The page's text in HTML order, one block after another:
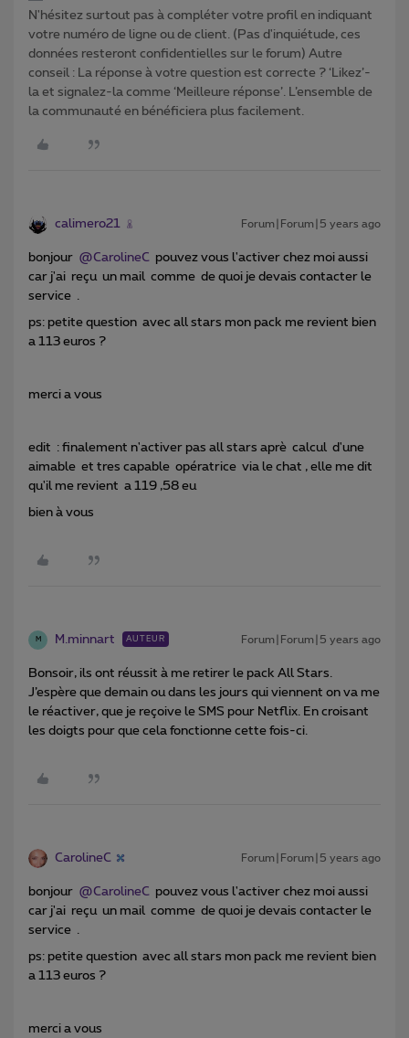
N'hésitez surtout pas à compléter votre profil en indiquant
votre numéro de ligne ou de client. (Pas d'inquiétude, ces
données resteront confidentielles sur le forum) Autre
conseil : La réponse à votre question est correcte ? ‘Likez’-
la et signalez-la comme ‘Meilleure réponse’. L’ensemble de
la communauté en bénéficiera plus facilement.
calimero21 Forum|Forum|5 years ago
bonjour @CarolineC pouvez vous l'activer chez moi aussi
car j'ai reçu un mail comme de quoi je devais contacter le
service .
ps: petite question avec all stars mon pack me revient bien
a 113 euros ?
merci a vous
edit : finalement n'activer pas all stars aprè calcul d'une
aimable et tres capable opératrice via le chat , elle me dit
qu'il me revient a 119 ,58 eu
bien à vous
M M.minnart AUTEUR Forum|Forum|5 years ago
Bonsoir, ils ont réussit à me retirer le pack All Stars.
J’espère que demain ou dans les jours qui viennent on va me
le réactiver, que je reçoive le SMS pour Netflix. En croisant
les doigts pour que cela fonctionne cette fois-ci.
CarolineC Forum|Forum|5 years ago
bonjour @CarolineC pouvez vous l'activer chez moi aussi
car j'ai reçu un mail comme de quoi je devais contacter le
service .
ps: petite question avec all stars mon pack me revient bien
a 113 euros ?
merci a vous